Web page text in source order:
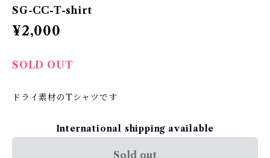
SG-CC-T-shirt
¥2,000
SOLD OUT
ドライ素材のTシャツです
International shipping available
Sold out